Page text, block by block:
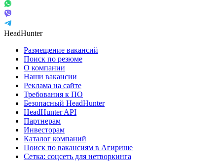
HeadHunter
Размещение вакансий
Поиск по резюме
О компании
Наши вакансии
Реклама на сайте
Требования к ПО
Безопасный HeadHunter
HeadHunter API
Партнерам
Инвесторам
Каталог компаний
Поиск по вакансиям в Агирише
Сетка: соцсеть для нетворкинга